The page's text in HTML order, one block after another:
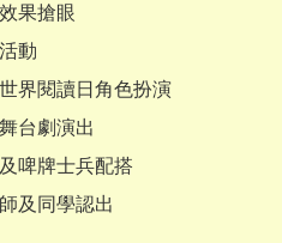
果搶眼
動
界閱讀日角色扮演
台劇演出
啤牌士兵配搭
及同學認出